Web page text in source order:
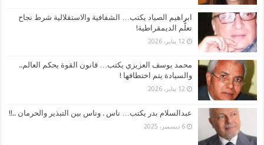
ابراهيم الصياد يكتب… الشفافية والاستقلالية شرط نجاح
تعلُّم الديمقراطية!
12 يناير، 2026
محمد يوسف العزيزي يكتب… قانون القوة يحكم العالم..
والسيادة يتم اختطافها !
12 يناير، 2026
عبدالسلام بدر يكتب… ناس . وناس بين التبذير والحرمان ..!!
6 ديسمبر، 2025